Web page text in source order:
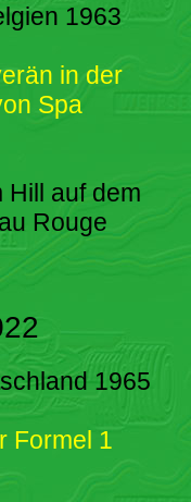
1963
in der
Spa
Hill auf dem
Rouge
1965
Formel 1